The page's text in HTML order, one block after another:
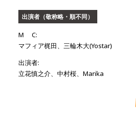
出演者（敬称略・順不同）
M C:
マフィア梶田、三輪木大(Yostar)
出演者:
立花慎之介、中村桜、Marika